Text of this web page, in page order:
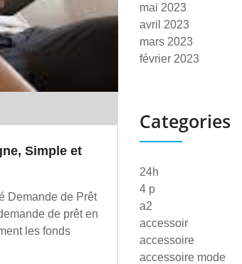
Simple et
Demande de Prêt
de prêt en
les fonds
mai 2023
avril 2023
mars 2023
février 2023
Categories
24h
4 p
a2
accessoir
accessoire
accessoire mode